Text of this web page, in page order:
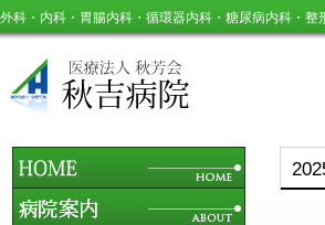
外科・内科・胃腸内科・循環器内科・糖尿病内科・整